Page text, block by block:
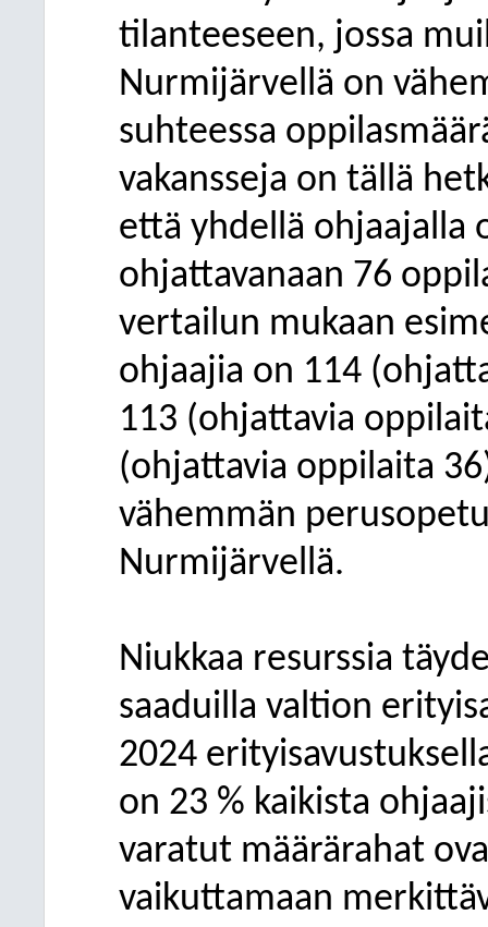
tilanteeseen, jossa
Nurmijärvellä on
suhteessa
vakansseja on tällä
että yhdellä ohjaajalla
ohjattavanaan 76
vertailun mukaan
ohjaajia on 114
113 (ohjattavia
(ohjattavia oppilaita
vähemmän
Nurmijärvellä.
Niukkaa resurssia
saaduilla valtion
2024
on 23 % kaikista
varatut määrärahat
vaikuttamaan